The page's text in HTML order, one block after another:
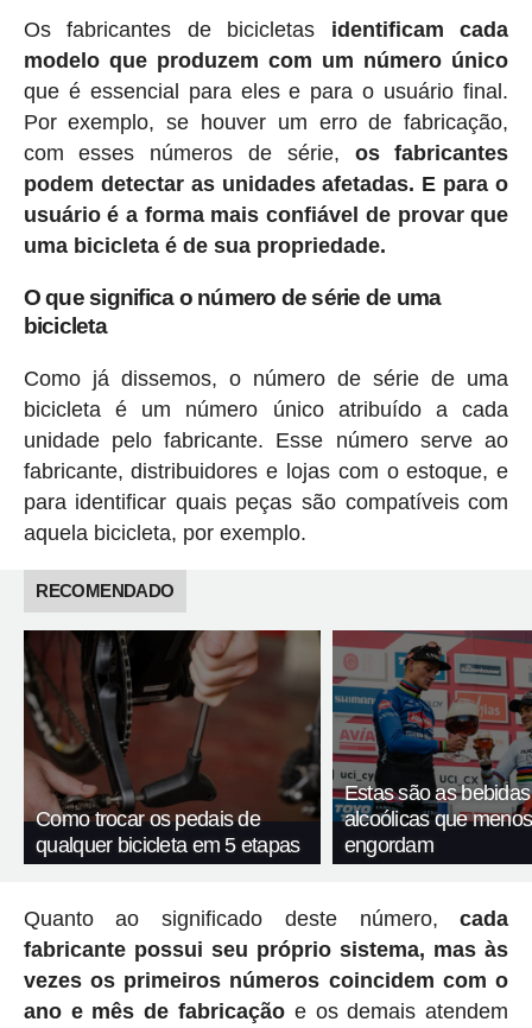
Os fabricantes de bicicletas identificam cada
modelo que produzem com um número único
que é essencial para eles e para o usuário final.
Por exemplo, se houver um erro de fabricação,
com esses números de série, os fabricantes
podem detectar as unidades afetadas. E para o
usuário é a forma mais confiável de provar que
uma bicicleta é de sua propriedade.
O que significa o número de série de uma
bicicleta
Como já dissemos, o número de série de uma
bicicleta é um número único atribuído a cada
unidade pelo fabricante. Esse número serve ao
fabricante, distribuidores e lojas com o estoque, e
para identificar quais peças são compatíveis com
aquela bicicleta, por exemplo.
RECOMENDADO
Como trocar os pedais de
qualquer bicicleta em 5 etapas
Estas são as bebidas
alcoólicas que menos
engordam
Quanto ao significado deste número,cada
fabricante possui seu próprio sistema, mas às
vezes os primeiros números coincidem com o
ano e mês de fabricaçãoe os demais atendem